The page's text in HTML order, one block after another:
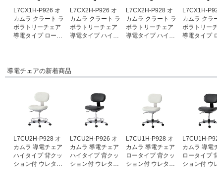
L7CX1H-P926 オ
カムラ クラート ラ
ボラトリーチェア
導電タイプ ロータ
L7CX2H-P926 オ
カムラ クラート ラ
ボラトリーチェア
導電タイプ ハイタ
L7CX2H-P928 オ
カムラ クラート ラ
ボラトリーチェア
導電タイプ ハイタ
L7CX1H-
カムラ クラー
ボラトリーチ
導電タイプ ロ
導電チェアの新着商品
L7CU2H-P928 オ
カムラ 導電チェア
ハイタイプ 背クッ
ション付 ウレタン
L7CU2H-P926 オ
カムラ 導電チェア
ハイタイプ 背クッ
ション付 ウレタン
L7CU1H-P928 オ
カムラ 導電チェア
ロータイプ 背クッ
ション付 ウレタン
L7CU1H-
カムラ 導電チ
ロータイプ 背
ション付 ウレ